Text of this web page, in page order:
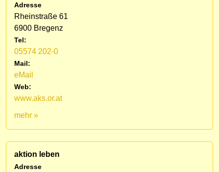
Adresse
Rheinstraße 61
6900 Bregenz
Tel:
05574 202-0
Mail:
eMail
Web:
www.aks.or.at
mehr »
aktion leben
Adresse